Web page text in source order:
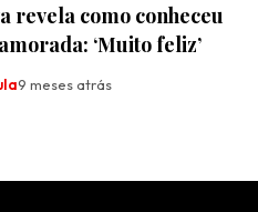
revela como conheceu
‘Muito feliz’
9 meses atrás